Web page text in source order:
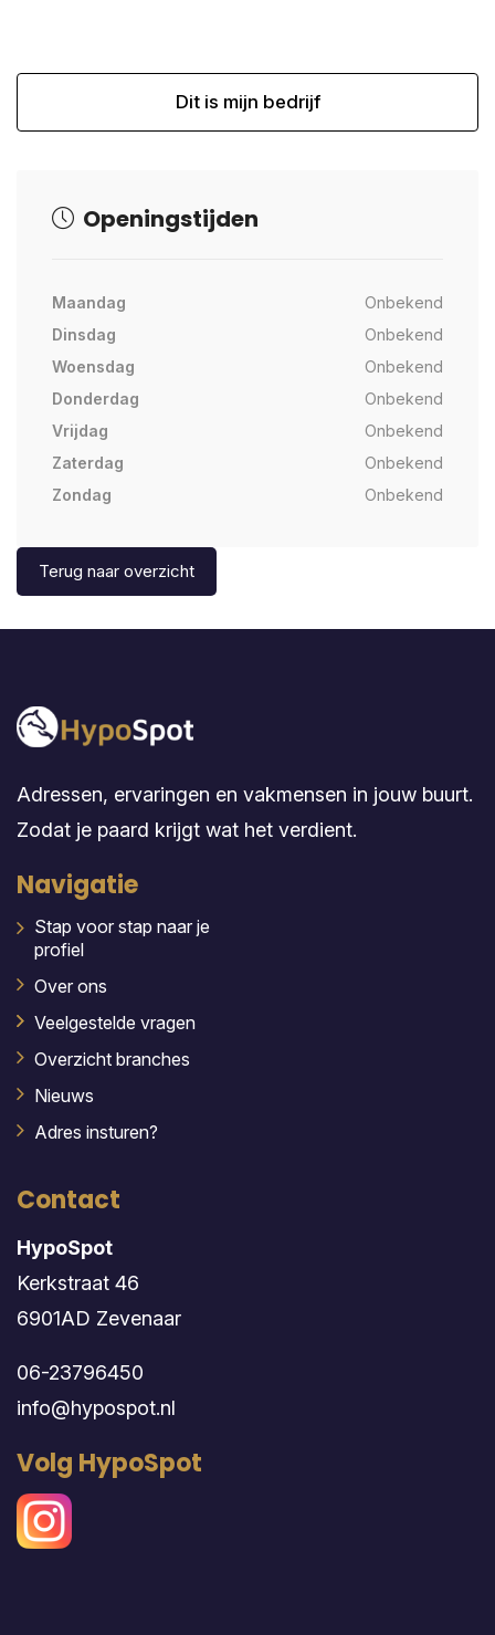
Dit is mijn bedrijf
Openingstijden
Maandag
Onbekend
Dinsdag
Onbekend
Woensdag
Onbekend
Donderdag
Onbekend
Vrijdag
Onbekend
Zaterdag
Onbekend
Zondag
Onbekend
Terug naar overzicht
Adressen, ervaringen en vakmensen in jouw buurt.
Zodat je paard krijgt wat het verdient.
Navigatie
Stap voor stap naar je
profiel
Over ons
Veelgestelde vragen
Overzicht branches
Nieuws
Adres insturen?
Contact
HypoSpot
Kerkstraat 46
6901AD Zevenaar
06-23796450
info@hypospot.nl
Volg HypoSpot